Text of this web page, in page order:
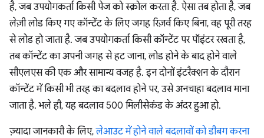
है, जब उपयोगकर्ता किसी पेज को स्क्रोल करता है. ऐसा तब होता है, जब
लेज़ी लोड किए गए कॉन्टेंट के लिए जगह रिज़र्व किए बिना, वह पूरी तरह
से लोड हो जाता है. जब उपयोगकर्ता किसी कॉन्टेंट पर पॉइंटर रखता है,
तब कॉन्टेंट का अपनी जगह से हट जाना, लोड होने के बाद होने वाले
सीएलएस की एक और सामान्य वजह है. इन दोनों इंटरैक्शन के दौरान
कॉन्टेंट में किसी भी तरह का बदलाव होने पर, उसे अनचाहा बदलाव माना
जाता है. भले ही, यह बदलाव 500 मिलीसेकंड के अंदर हुआ हो.
ज़्यादा जानकारी के लिए,लेआउट में होने वाले बदलावों को डीबग करना